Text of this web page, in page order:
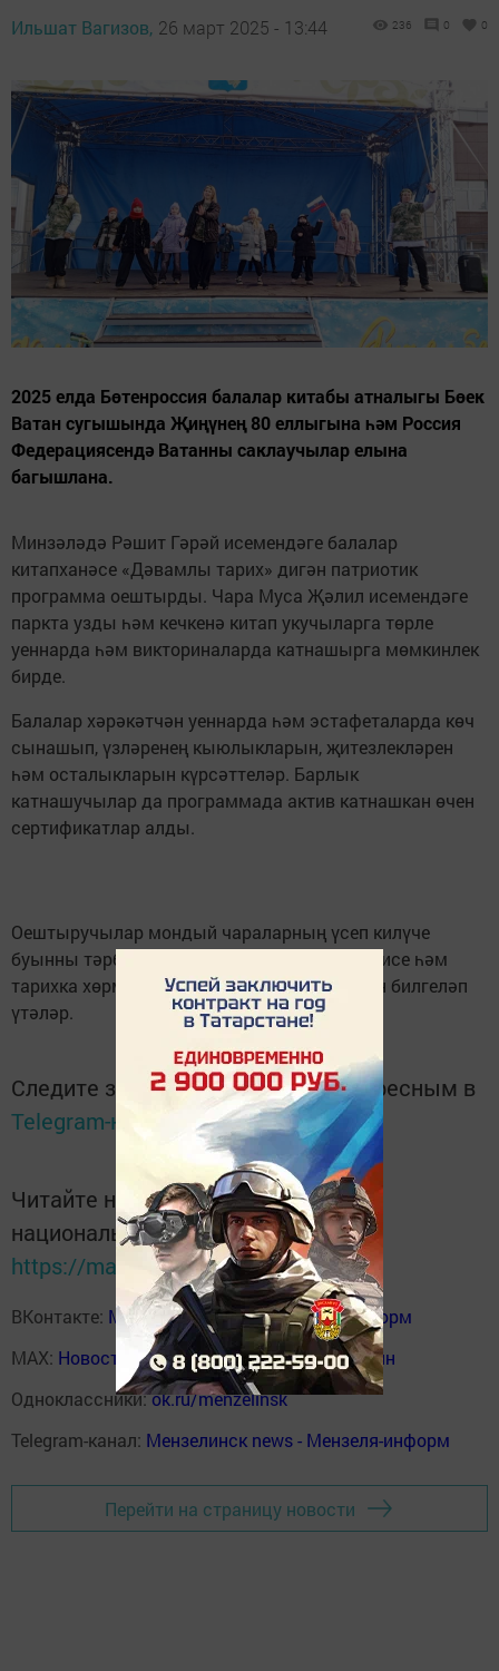
Ильшат Вагизов, 26 март 2025 - 13:44 236 0 0
2025 елда Бөтенроссия балалар китабы атналыгы Бөек
Ватан сугышында Җиңүнең 80 еллыгына һәм Россия
Федерациясендә Ватанны саклаучылар елына
багышлана.
Минзәләдә Рәшит Гәрәй исемендәге балалар
китапханәсе «Дәвамлы тарих» дигән патриотик
программа оештырды. Чара Муса Җәлил исемендәге
паркта узды һәм кечкенә китап укучыларга төрле
уеннарда һәм викториналарда катнашырга мөмкинлек
бирде.
Балалар хәрәкәтчән уеннарда һәм эстафеталарда көч
сынашып, үзләренең кыюлыкларын, җитезлекләрен
һәм осталыкларын күрсәттеләр. Барлык
катнашучылар да программада актив катнашкан өчен
сертификатлар алды.
Оештыручылар мондый чараларның үсеп килүче
буынны тәрбияләү, үз илең өчен горурлык хисе һәм
тарихка хөрмәт тәрбияләү өчен мөһимлеген билгеләп
үтәләр.
Следите за самым важным и интересным в
Telegram-канале
Татмедиа
Читайте новости Татарстана в
национальном мессенджере MАХ:
https://max.ru/tatmedia
ВКонтакте: Мензелинск news - Мензеля-информ
MAX: Новости Мензелинска - Мензеля онлайн
Одноклассники:ok.ru/menzelinsk
Telegram-канал: Мензелинск news - Мензеля-информ
Перейти на страницу новости